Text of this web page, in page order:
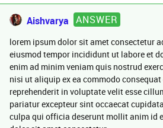
Aishvarya ANSWER
lorem ipsum dolor sit amet consectetur
eiusmod tempor incididunt ut labore et
enim ad minim veniam quis nostrud
nisi ut aliquip ex ea commodo
reprehenderit in voluptate velit esse
pariatur excepteur sint occaecat
culpa qui officia deserunt mollit anim id